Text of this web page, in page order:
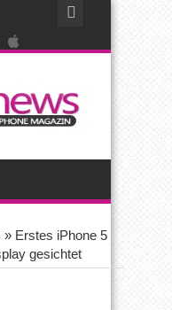
» Erstes iPhone 5
gesichtet